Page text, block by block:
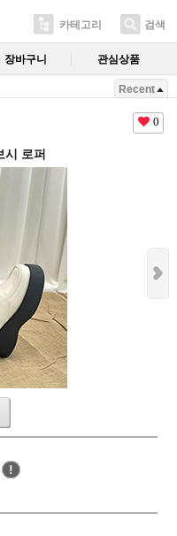
카테고리 검색
장바구니 관심상품
Recent
0
시 로퍼
!